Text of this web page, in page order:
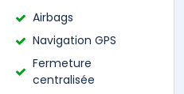
Airbags
Navigation GPS
Fermeture
centralisée